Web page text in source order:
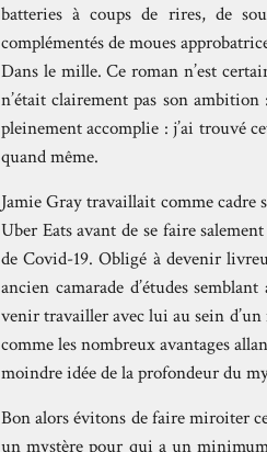
batteries à coups de rires, de
complémentés de moues
Dans le mille. Ce roman n’est
n’était clairement pas son ambition
pleinement accomplie : j’ai trouvé
quand même.
Jamie Gray travaillait comme
Uber Eats avant de se faire
de Covid-19. Obligé à devenir
ancien camarade d’études
venir travailler avec lui au sein
comme les nombreux avantages
moindre idée de la profondeur du
Bon alors évitons de faire miroiter
un mystère pour qui a un